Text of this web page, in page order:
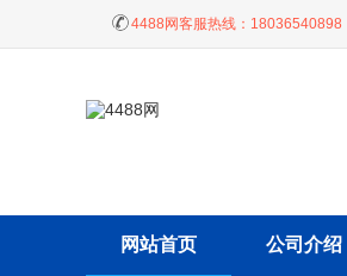
4488网客服热线： 18036540898
网站首页 公司介绍